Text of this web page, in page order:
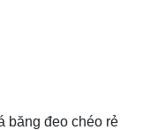
băng đeo chéo rẻ